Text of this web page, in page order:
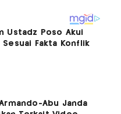
Ustadz Poso Akui
Sesuai Fakta Konflik
Abu Janda